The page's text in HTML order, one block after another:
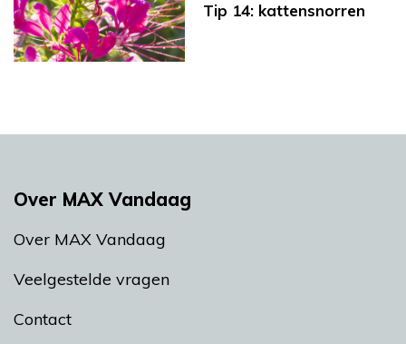
Tip 14: kattensnorren
Over MAX Vandaag
Over MAX Vandaag
Veelgestelde vragen
Contact